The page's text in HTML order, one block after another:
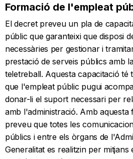
Formació de l'empleat
El decret preveu un pla de
públic que garanteixi que disposi
necessàries per gestionar i
prestació de serveis públics amb
teletreball. Aquesta capacitació té
que l'empleat públic pugui
donar-li el suport necessari per
amb l'administració. Amb aquesta
preveu que totes les
públics i entre els òrgans de
Generalitat es realitzin per